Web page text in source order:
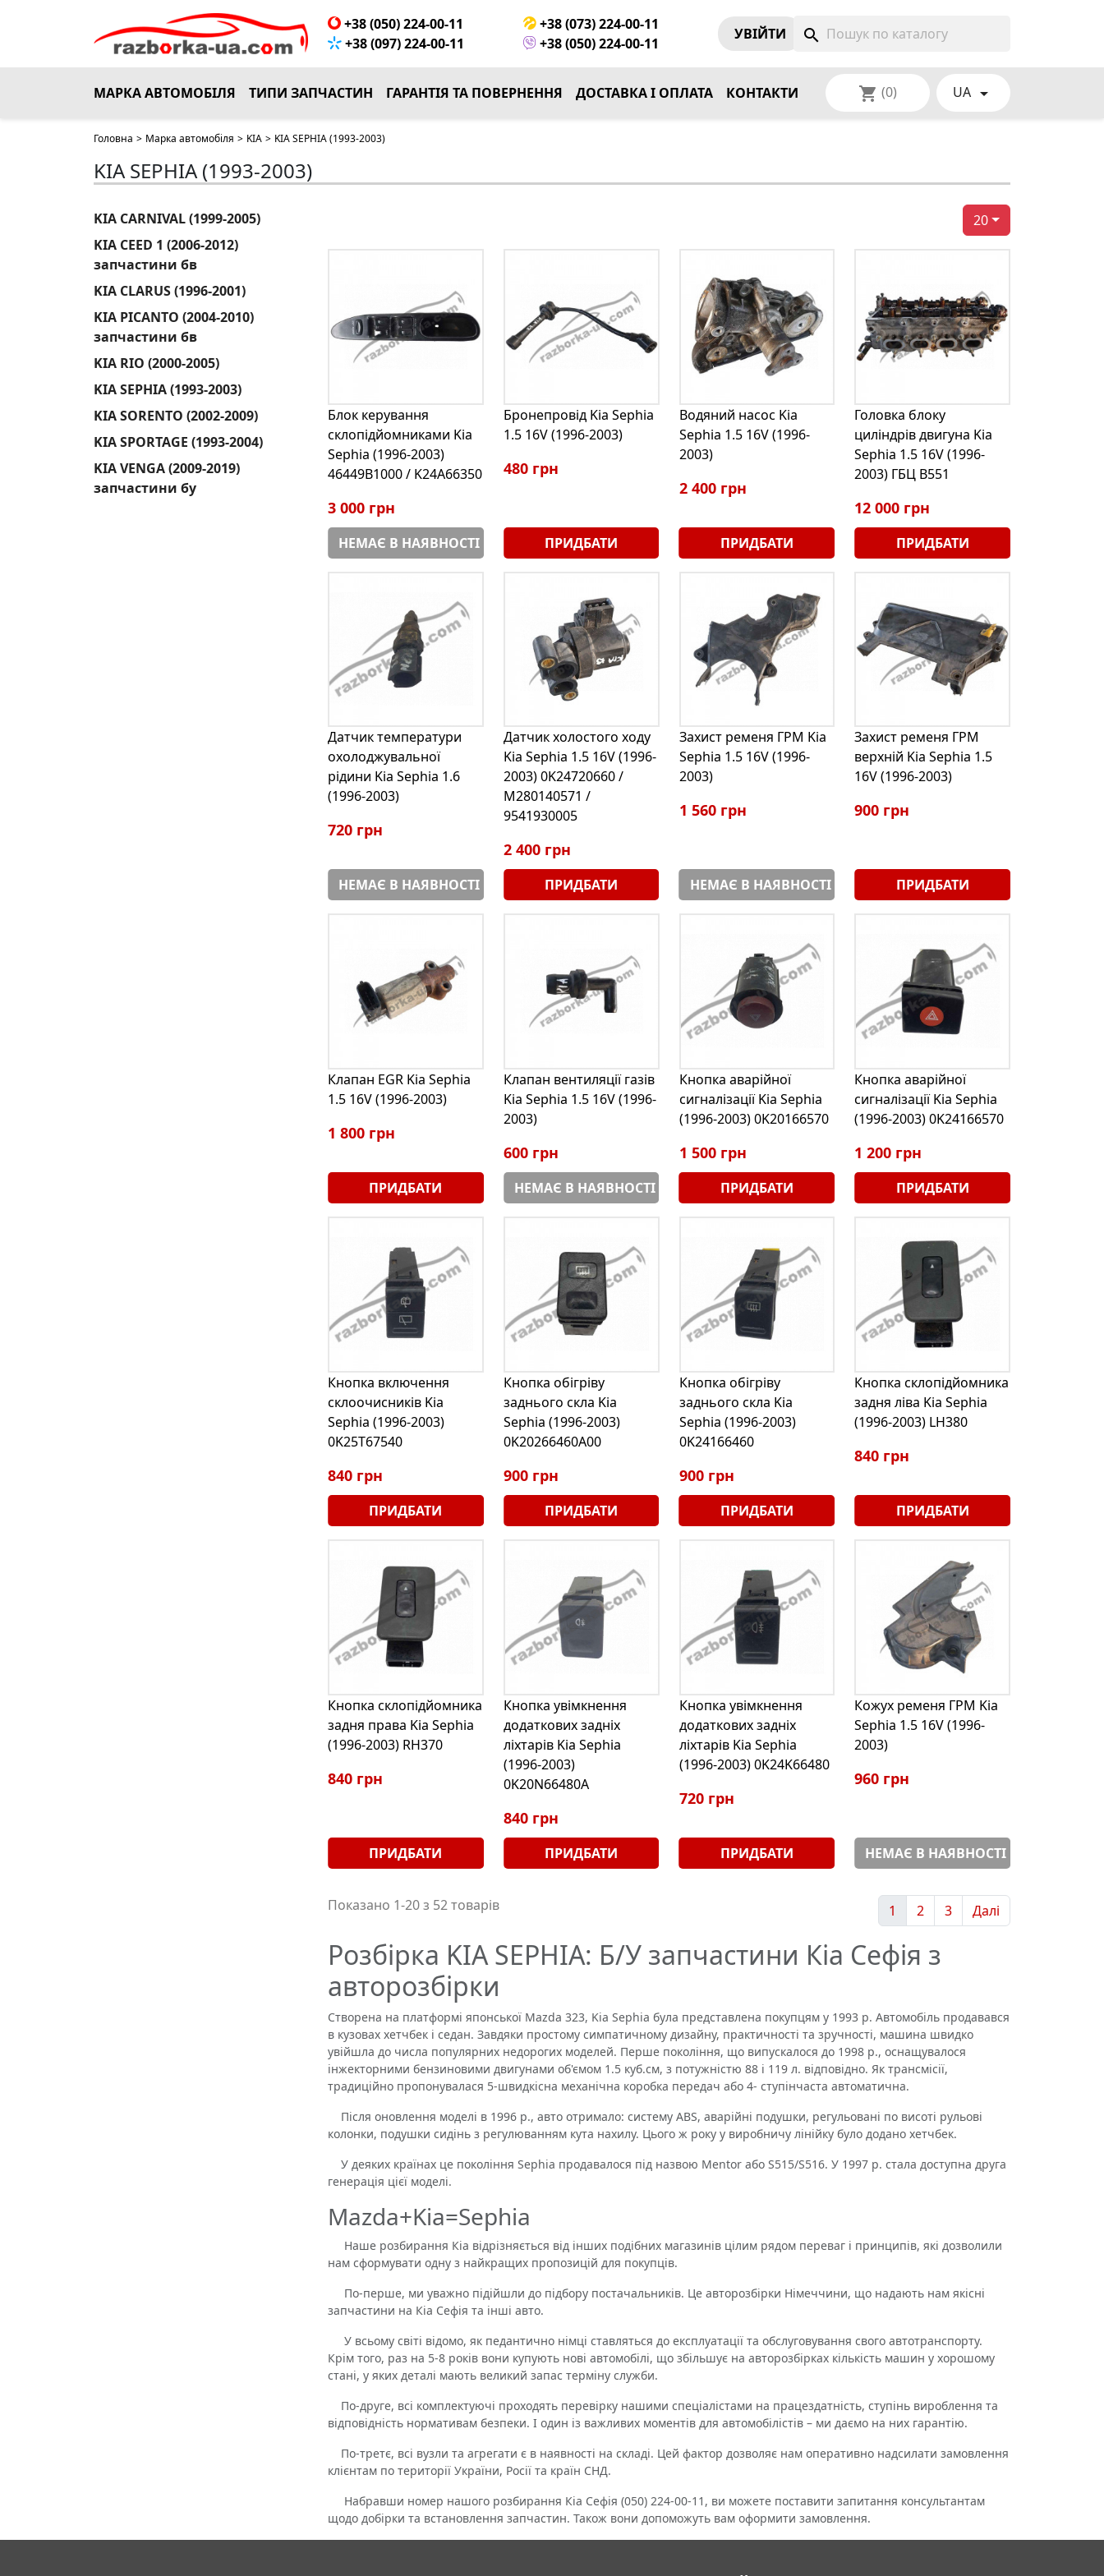
+38 (050) 224-00-11
+38 (073) 224-00-11
+38 (097) 224-00-11
+38 (050) 224-00-11
УВIЙТИ search
МАРКА АВТОМОБІЛЯ ТИПИ ЗАПЧАСТИН ГАРАНТІЯ ТА ПОВЕРНЕННЯ ДОСТАВКА І ОПЛАТА КОНТАКТИ shopping_cart (0) UA 
Головна > Марка автомобіля > KIA > KIA SEPHIA (1993-2003)
KIA SEPHIA (1993-2003)
KIA CARNIVAL (1999-2005)
KIA CEED 1 (2006-2012)
запчастини бв
KIA CLARUS (1996-2001)
KIA PICANTO (2004-2010)
запчастини бв
KIA RIO (2000-2005)
KIA SEPHIA (1993-2003)
KIA SORENTO (2002-2009)
KIA SPORTAGE (1993-2004)
KIA VENGA (2009-2019)
запчастини бу
20
Блок керування
склопідйомниками Kia
Sephia (1996-2003)
46449B1000 / K24A66350
3 000 грн
НЕМАЄ В НАЯВНОСТІ
Бронепровід Kia Sephia
1.5 16V (1996-2003)
480 грн
ПРИДБАТИ
Водяний насос Kia
Sephia 1.5 16V (1996-
2003)
2 400 грн
ПРИДБАТИ
Головка блоку
циліндрів двигуна Kia
Sephia 1.5 16V (1996-
2003) ГБЦ B551
12 000 грн
ПРИДБАТИ
Датчик температури
охолоджувальної
рідини Kia Sephia 1.6
(1996-2003)
720 грн
НЕМАЄ В НАЯВНОСТІ
Датчик холостого ходу
Kia Sephia 1.5 16V (1996-
2003) 0K24720660 /
M280140571 /
9541930005
2 400 грн
ПРИДБАТИ
Захист ременя ГРМ Kia
Sephia 1.5 16V (1996-
2003)
1 560 грн
НЕМАЄ В НАЯВНОСТІ
Захист ременя ГРМ
верхній Kia Sephia 1.5
16V (1996-2003)
900 грн
ПРИДБАТИ
Клапан EGR Kia Sephia
1.5 16V (1996-2003)
1 800 грн
ПРИДБАТИ
Клапан вентиляції газів
Kia Sephia 1.5 16V (1996-
2003)
600 грн
НЕМАЄ В НАЯВНОСТІ
Кнопка аварійної
сигналізації Kia Sephia
(1996-2003) 0K20166570
1 500 грн
ПРИДБАТИ
Кнопка аварійної
сигналізації Kia Sephia
(1996-2003) 0K24166570
1 200 грн
ПРИДБАТИ
Кнопка включення
склоочисників Kia
Sephia (1996-2003)
0K25T67540
840 грн
ПРИДБАТИ
Кнопка обігріву
заднього скла Kia
Sephia (1996-2003)
0K20266460A00
900 грн
ПРИДБАТИ
Кнопка обігріву
заднього скла Kia
Sephia (1996-2003)
0K24166460
900 грн
ПРИДБАТИ
Кнопка склопідйомника
задня ліва Kia Sephia
(1996-2003) LH380
840 грн
ПРИДБАТИ
Кнопка склопідйомника
задня права Kia Sephia
(1996-2003) RH370
840 грн
ПРИДБАТИ
Кнопка увімкнення
додаткових задніх
ліхтарів Kia Sephia
(1996-2003)
0K20N66480A
840 грн
ПРИДБАТИ
Кнопка увімкнення
додаткових задніх
ліхтарів Kia Sephia
(1996-2003) 0K24K66480
720 грн
ПРИДБАТИ
Кожух ременя ГРМ Kia
Sephia 1.5 16V (1996-
2003)
960 грн
НЕМАЄ В НАЯВНОСТІ
Показано 1-20 з 52 товарів 1 2 3 Далі
Розбірка KIA SEPHIA: Б/У запчастини Кіа Сефія з
авторозбірки
Створена на платформі японської Mazda 323, Kia Sephia була представлена ​​покупцям у 1993 р. Автомобіль продавався
в кузовах хетчбек і седан. Завдяки простому симпатичному дизайну, практичності та зручності, машина швидко
увійшла до числа популярних недорогих моделей. Перше покоління, що випускалося до 1998 р., оснащувалося
інжекторними бензиновими двигунами об'ємом 1.5 куб.см, з потужністю 88 і 119 л. відповідно. Як трансмісії,
традиційно пропонувалася 5-швидкісна механічна коробка передач або 4- ступінчаста автоматична.
Після оновлення моделі в 1996 р., авто отримало: систему ABS, аварійні подушки, регульовані по висоті рульові
колонки, подушки сидінь з регулюванням кута нахилу. Цього ж року у виробничу лінійку було додано хетчбек.
У деяких країнах це покоління Sephia продавалося під назвою Mentor або S515/S516. У 1997 р. стала доступна друга
генерація цієї моделі.
Mazda+Kia=Sephia
Наше розбирання Кіа відрізняється від інших подібних магазинів цілим рядом переваг і принципів, які дозволили
нам сформувати одну з найкращих пропозицій для покупців.
По-перше, ми уважно підійшли до підбору постачальників. Це авторозбірки Німеччини, що надають нам якісні
запчастини на Кіа Сефія та інші авто.
У всьому світі відомо, як педантично німці ставляться до експлуатації та обслуговування свого автотранспорту.
Крім того, раз на 5-8 років вони купують нові автомобілі, що збільшує на авторозбірках кількість машин у хорошому
стані, у яких деталі мають великий запас терміну служби.
По-друге, всі комплектуючі проходять перевірку нашими спеціалістами на працездатність, ступінь вироблення та
відповідність нормативам безпеки. І один із важливих моментів для автомобілістів – ми даємо на них гарантію.
По-третє, всі вузли та агрегати є в наявності на складі. Цей фактор дозволяє нам оперативно надсилати замовлення
клієнтам по території України, Росії та країн СНД.
Набравши номер нашого розбирання Кіа Сефія (050) 224-00-11, ви можете поставити запитання консультантам
щодо добірки та встановлення запчастин. Також вони допоможуть вам оформити замовлення.